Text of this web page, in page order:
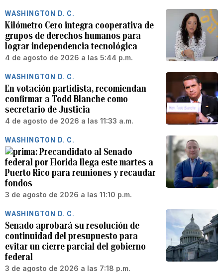
WASHINGTON D. C.
Kilómetro Cero integra cooperativa de
grupos de derechos humanos para
lograr independencia tecnológica
4 de agosto de 2026 a las 5:44 p.m.
WASHINGTON D. C.
En votación partidista, recomiendan
confirmar a Todd Blanche como
secretario de Justicia
4 de agosto de 2026 a las 11:33 a.m.
WASHINGTON D. C.
Precandidato al Senado
federal por Florida llega este martes a
Puerto Rico para reuniones y recaudar
fondos
3 de agosto de 2026 a las 11:10 p.m.
WASHINGTON D. C.
Senado aprobará su resolución de
continuidad del presupuesto para
evitar un cierre parcial del gobierno
federal
3 de agosto de 2026 a las 7:18 p.m.